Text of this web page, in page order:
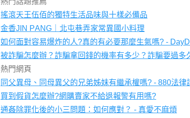
搖滾天王伍佰的獨特生活品味與十樣必備品
金香JIN PANG ｜北屯巷弄家常異國小料理
如何面對容易爆炸的人?真的有必要那麼生氣嗎? -
被詐騙怎麼辦？詐騙拿回錢的機率有多少？詐騙要過多
熱門網頁
同父異母、同母異父的兄弟姊妹有繼承權嗎? - 880法律
買到假貨怎麼辦?網購賣家不給退報警有用嗎?
通姦除罪化後的小三問題：如何應對？ - 真愛不麻煩